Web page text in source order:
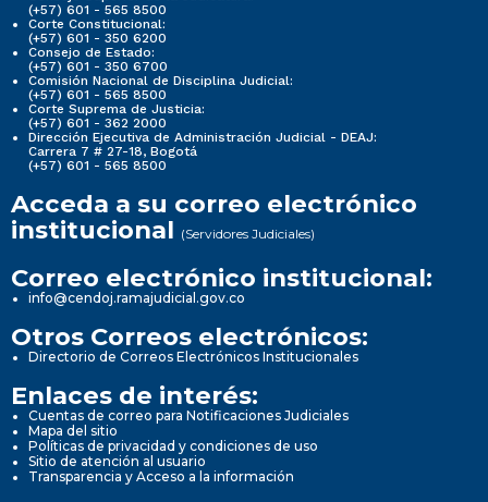
(+57) 601 - 565 8500
Corte Constitucional:
(+57) 601 - 350 6200
Consejo de Estado:
(+57) 601 - 350 6700
Comisión Nacional de Disciplina Judicial:
(+57) 601 - 565 8500
Corte Suprema de Justicia:
(+57) 601 - 362 2000
Dirección Ejecutiva de Administración Judicial - DEAJ:
Carrera 7 # 27-18, Bogotá
(+57) 601 - 565 8500
Acceda a su correo electrónico
institucional (Servidores Judiciales)
Correo electrónico institucional:
info@cendoj.ramajudicial.gov.co
Otros Correos electrónicos:
Directorio de Correos Electrónicos Institucionales
Enlaces de interés:
Cuentas de correo para Notificaciones Judiciales
Mapa del sitio
Políticas de privacidad y condiciones de uso
Sitio de atención al usuario
Transparencia y Acceso a la información